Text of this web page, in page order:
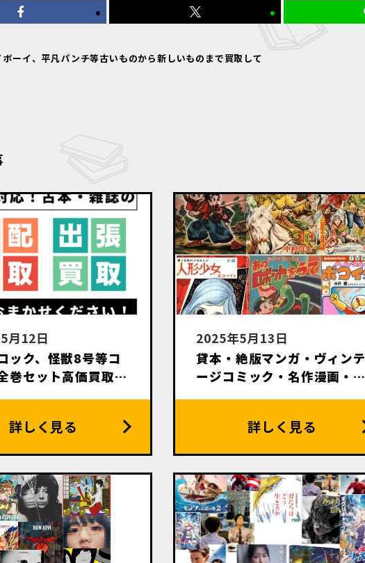
ーイ、平凡パンチ等古いものから新しいものまで買取して
ック、怪獣8号等コ
巻セット高価買取致
月12日
貸本・絶版マンガ・ヴィンテ
ージコミック・名作漫画・初
2025年5月13日